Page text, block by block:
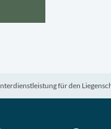
im
für den